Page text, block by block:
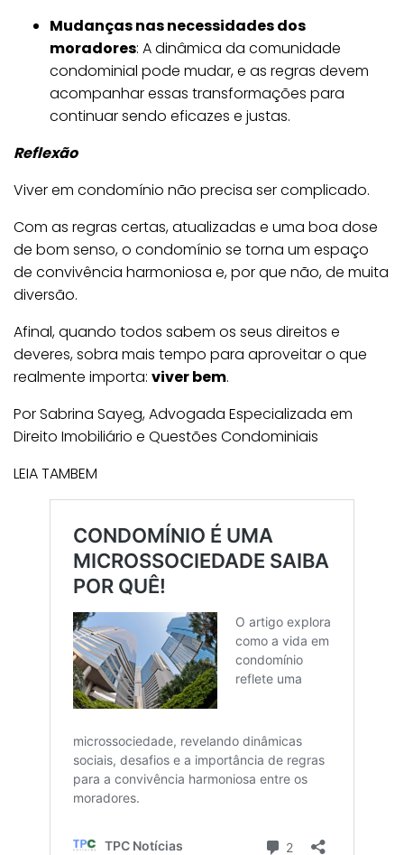
Mudanças nas necessidades dos
moradores: A dinâmica da comunidade
condominial pode mudar, e as regras devem
acompanhar essas transformações para
continuar sendo eficazes e justas.
Reflexão
Viver em condomínio não precisa ser complicado.
Com as regras certas, atualizadas e uma boa dose
de bom senso, o condomínio se torna um espaço
de convivência harmoniosa e, por que não, de muita
diversão.
Afinal, quando todos sabem os seus direitos e
deveres, sobra mais tempo para aproveitar o que
realmente importa: viver bem.
Por Sabrina Sayeg, Advogada Especializada em
Direito Imobiliário e Questões Condominiais
LEIA TAMBEM